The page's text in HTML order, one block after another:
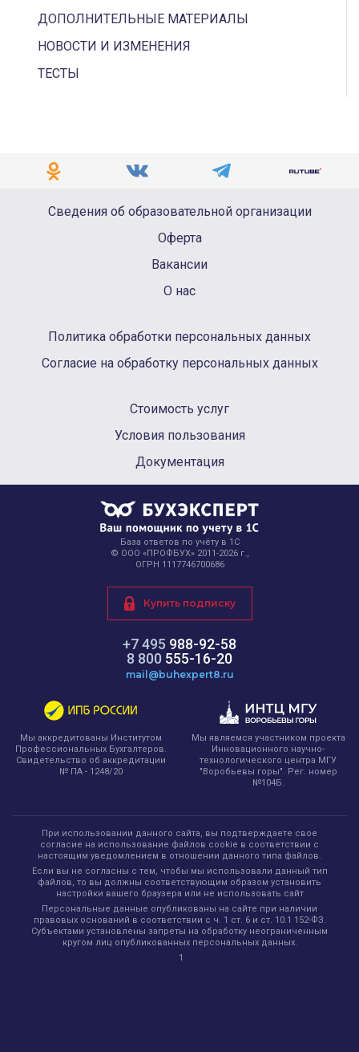
НАЛОГООБЛОЖЕНИЯ
ДОПОЛНИТЕЛЬНЫЕ МАТЕРИАЛЫ
НОВОСТИ И ИЗМЕНЕНИЯ
ТЕСТЫ
Сведения об образовательной организации
Оферта
Вакансии
О нас
Политика обработки персональных данных
Согласие на обработку персональных данных
Стоимость услуг
Условия пользования
Документация
База ответов по учёту в 1С
© ООО «ПРОФБУХ» 2011-2026 г.,
ОГРН 1117746700686
+7 495 988-92-58
8 800 555-16-20
mail@buhexpert8.ru
Купить подписку
Мы аккредитованы Институтом
Профессиональных Бухгалтеров.
Свидетельство об аккредитации
№ ПА - 1248/20
Мы являемся участником проекта
Инновационного научно-
технологического центра МГУ
"Воробьевы горы". Рег. номер
№104Б.
При использовании данного сайта, вы подтверждаете свое
согласие на использование файлов cookie в соответствии с
настоящим уведомлением в отношении данного типа файлов.
Если вы не согласны с тем, чтобы мы использовали данный тип
файлов, то вы должны соответствующим образом установить
настройки вашего браузера или не использовать сайт
Персональные данные опубликованы на сайте при наличии
правовых оснований в соответствии с ч. 1 ст. 6 и ст. 10.1 152-ФЗ.
Субъектами установлены запреты на обработку неограниченным
кругом лиц опубликованных персональных данных.
1